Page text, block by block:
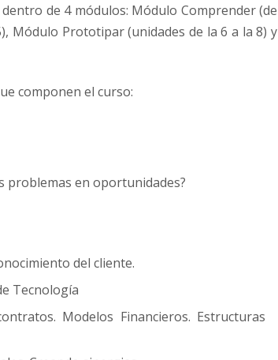
de 4 módulos: Módulo Comprender (de
Módulo Prototipar (unidades de la 6 a la 8) y
componen el curso:
problemas en oportunidades?
del cliente.
Tecnología
Modelos Financieros. Estructuras